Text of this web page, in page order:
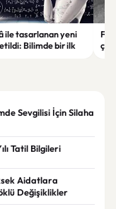
ile tasarlanan yeni
Bilimde bir ilk
Sevgilisi İçin Silaha
Tatil Bilgileri
Aidatlara
Değişiklikler